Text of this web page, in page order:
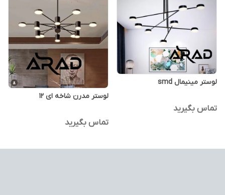
لوستر مینیمال smd
تماس بگیرید
لوستر مدرن شاخه ای ۱۲
تماس بگیرید